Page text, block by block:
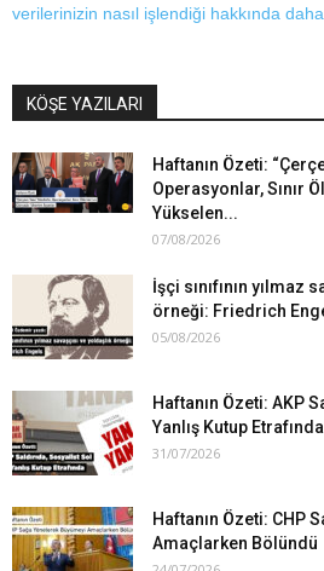
verilerinizin nasıl işlendiği hakkında
KÖŞE YAZILARI
Haftanın Özeti:
Operasyonlar, Sınır
Yükselen...
07/08/2026
İşçi sınıfının yılmaz
örneği: Friedrich
05/08/2026
Haftanın Özeti: AKP
Yanlış Kutup Etrafında
31/07/2026
Haftanın Özeti: CHP
Amaçlarken Bölündü